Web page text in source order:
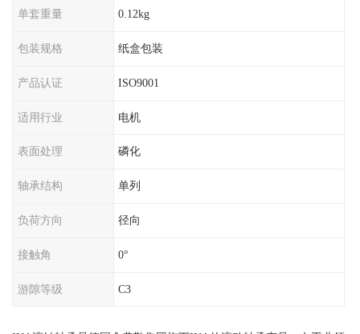
单套重量 0.12kg
包装规格 纸盒包装
产品认证 ISO9001
适用行业 电机
表面处理 磷化
轴承结构 单列
负荷方向 径向
接触角 0°
游隙等级 C3